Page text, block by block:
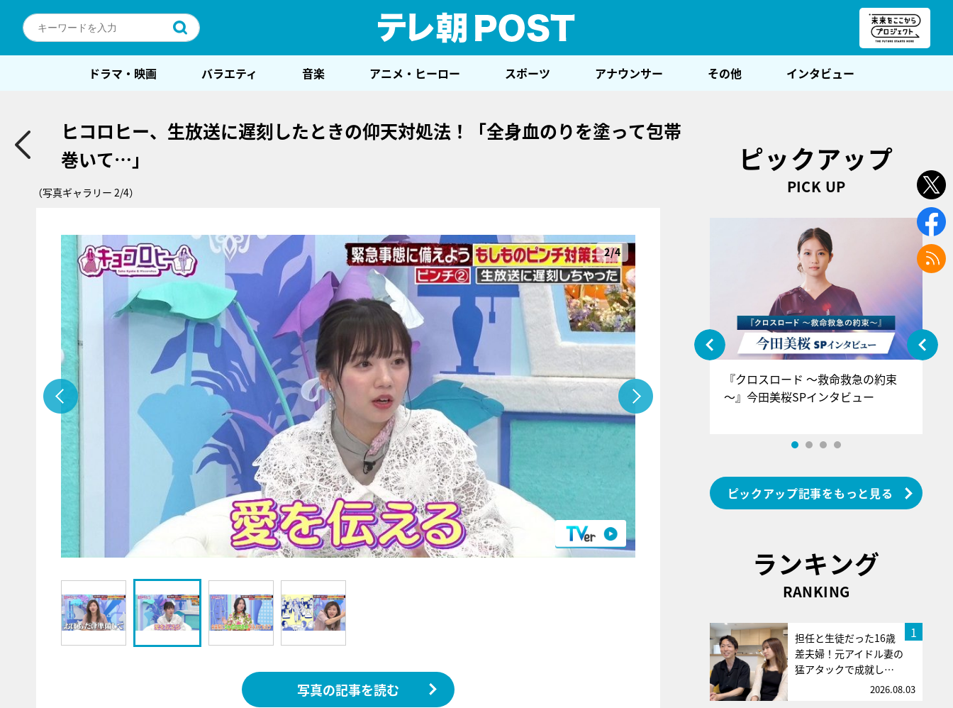
ドラマ・映画 バラエティ 音楽 アニメ・ヒーロー スポーツ アナウンサー その他 インタビュー
ヒコロヒー、生放送に遅刻したときの仰天対処法！「全身血のりを塗って包帯
巻いて…」
（写真ギャラリー 2/4）
2/4
写真の記事を読む
ピックアップ
PICK UP
『アイ＝ラブ！げーみんぐ』＝LOV
E齋藤樹愛羅＆佐々木舞香SPインタ
ビュー
『クロスロード ～救命救急の約束
～』今田美桜SPインタビュー
ピックアップ記事をもっと見る
ランキング
RANKING
1
担任と生徒だった16歳
差夫婦！元アイドル妻の
猛アタックで成就し…
2026.08.03